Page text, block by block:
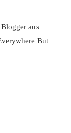
aus
But